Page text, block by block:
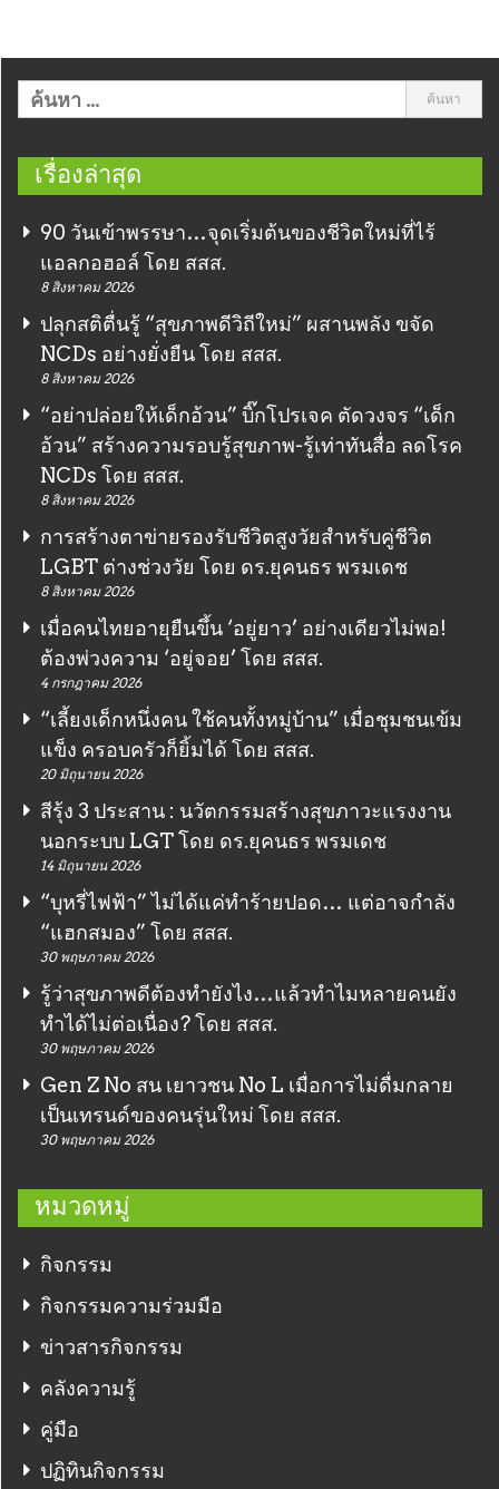
เรื่องล่าสุด
90 วันเข้าพรรษา…จุดเริ่มต้นของชีวิตใหม่ที่ไร้
แอลกอฮอล์ โดย สสส.
8 สิงหาคม 2026
ปลุกสติตื่นรู้ “สุขภาพดีวิถีใหม่” ผสานพลัง ขจัด
NCDs อย่างยั่งยืน โดย สสส.
8 สิงหาคม 2026
“อย่าปล่อยให้เด็กอ้วน” บิ๊กโปรเจค ตัดวงจร “เด็ก
อ้วน” สร้างความรอบรู้สุขภาพ-รู้เท่าทันสื่อ ลดโรค
NCDs โดย สสส.
8 สิงหาคม 2026
การสร้างตาข่ายรองรับชีวิตสูงวัยสำหรับคู่ชีวิต
LGBT ต่างช่วงวัย โดย ดร.ยุคนธร พรมเดช
8 สิงหาคม 2026
เมื่อคนไทยอายุยืนขึ้น ‘อยู่ยาว’ อย่างเดียวไม่พอ!
ต้องพ่วงความ ‘อยู่จอย’ โดย สสส.
4 กรกฎาคม 2026
“เลี้ยงเด็กหนึ่งคน ใช้คนทั้งหมู่บ้าน” เมื่อชุมชนเข้ม
แข็ง ครอบครัวก็ยิ้มได้ โดย สสส.
20 มิถุนายน 2026
สีรุ้ง 3 ประสาน : นวัตกรรมสร้างสุขภาวะแรงงาน
นอกระบบ LGT โดย ดร.ยุคนธร พรมเดช
14 มิถุนายน 2026
“บุหรี่ไฟฟ้า” ไม่ได้แค่ทำร้ายปอด… แต่อาจกำลัง
“แฮกสมอง” โดย สสส.
30 พฤษภาคม 2026
รู้ว่าสุขภาพดีต้องทำยังไง…แล้วทำไมหลายคนยัง
ทำได้ไม่ต่อเนื่อง? โดย สสส.
30 พฤษภาคม 2026
Gen Z No สน เยาวชน No L เมื่อการไม่ดื่มกลาย
เป็นเทรนด์ของคนรุ่นใหม่ โดย สสส.
30 พฤษภาคม 2026
หมวดหมู่
กิจกรรม
กิจกรรมความร่วมมือ
ข่าวสารกิจกรรม
คลังความรู้
คู่มือ
ปฏิทินกิจกรรม